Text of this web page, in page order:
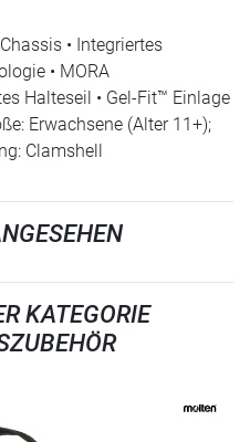
• Integriertes
• MORA
Halteseil • Gel-Fit™ Einlage
Erwachsene (Alter 11+);
Clamshell
KATEGORIE